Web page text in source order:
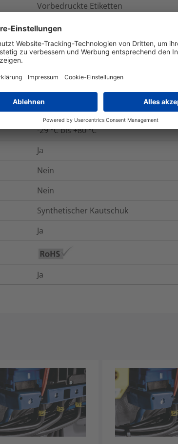
Vorbedruckte Etiketten
CWMS-V
Logistik und Verpackungsdaten
ab +10 °C
-29 °C bis +80 °C
Ja
Nein
Nein
Synthetischer Kautschuk
Ja
Ja